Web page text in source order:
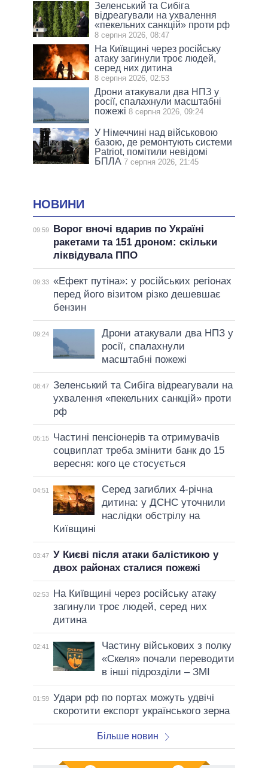
Зеленський та Сибіга
відреагували на ухвалення
«пекельних санкцій» проти рф
8 серпня 2026, 08:47
На Київщині через російську
атаку загинули троє людей,
серед них дитина
8 серпня 2026, 02:53
Дрони атакували два НПЗ у
росії, спалахнули масштабні
пожежі 8 серпня 2026, 09:24
У Німеччині над військовою
базою, де ремонтують системи
Patriot, помітили невідомі
БПЛА 7 серпня 2026, 21:45
НОВИНИ
09:59
Ворог вночі вдарив по Україні
ракетами та 151 дроном: скільки
ліквідувала ППО
09:33 «Ефект путіна»: у російських регіонах
перед його візитом різко дешевшає
бензин
09:24
Дрони атакували два НПЗ у
росії, спалахнули
масштабні пожежі
08:47 Зеленський та Сибіга відреагували на
ухвалення «пекельних санкцій» проти
рф
05:15
Частині пенсіонерів та отримувачів
соцвиплат треба змінити банк до 15
вересня: кого це стосується
04:51
Серед загиблих 4-річна
дитина: у ДСНС уточнили
наслідки обстрілу на
Київщині
03:47 У Києві після атаки балістикою у
двох районах сталися пожежі
02:53
На Київщині через російську атаку
загинули троє людей, серед них
дитина
02:41
Частину військових з полку
«Скеля» почали переводити
в інші підрозділи – ЗМІ
01:59 Удари рф по портах можуть удвічі
скоротити експорт українського зерна
Більше новин